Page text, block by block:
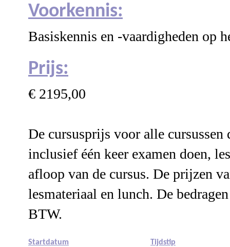
Voorkennis:
Basiskennis en -vaardigheden op
Prijs:
€ 2195,00
De cursusprijs voor alle
inclusief één keer examen doen,
afloop van de cursus. De prijzen
lesmateriaal en lunch. De
BTW.
Startdatum Tijdstip